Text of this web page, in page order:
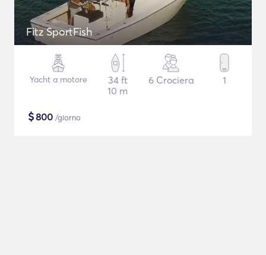
Fitz SportFish
Yacht a motore
34 ft
10 m
6 Crociera 1
$800 /giorno